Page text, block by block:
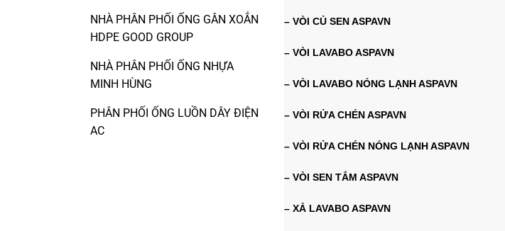
NHÀ PHÂN PHỐI ỐNG GÂN XOẮN
HDPE GOOD GROUP
NHÀ PHÂN PHỐI ỐNG NHỰA
MINH HÙNG
PHÂN PHỐI ỐNG LUỒN DÂY ĐIỆN
AC
– VÒI CỦ SEN ASPAVN
– VÒI LAVABO ASPAVN
– VÒI LAVABO NÓNG LẠNH ASPAVN
– VÒI RỬA CHÉN ASPAVN
– VÒI RỬA CHÉN NÓNG LẠNH ASPAVN
– VÒI SEN TẮM ASPAVN
– XẢ LAVABO ASPAVN